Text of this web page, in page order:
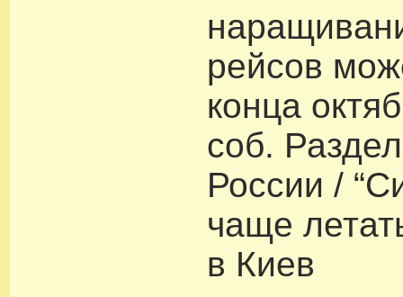
рейсов
конца
соб.
России /
чаще
в Киев